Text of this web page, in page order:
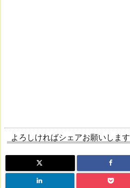
よろしければシェアお願いします